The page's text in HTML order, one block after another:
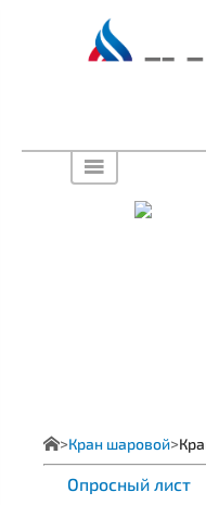
Кран шаровой
Опросный лист